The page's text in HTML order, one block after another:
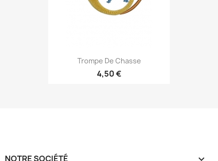
Trompe De Chasse
4,50 €
NOTRE SOCIÉTÉ